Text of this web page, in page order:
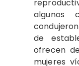
algunos
de
ofrecen
mujeres